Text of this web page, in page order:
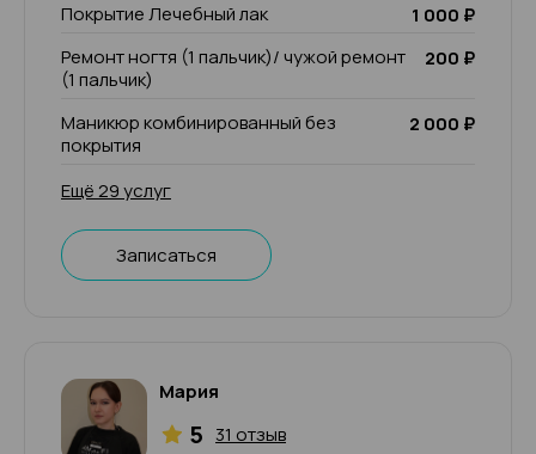
Покрытие Лечебный лак
1 000 ₽
Ремонт ногтя (1 пальчик)/ чужой ремонт
(1 пальчик)
200 ₽
Маникюр комбинированный без
покрытия
2 000 ₽
Ещё 29 услуг
Записаться
Мария
5 31 отзыв